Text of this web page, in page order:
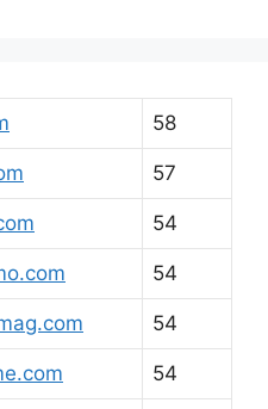
58
57
54
54
54
54